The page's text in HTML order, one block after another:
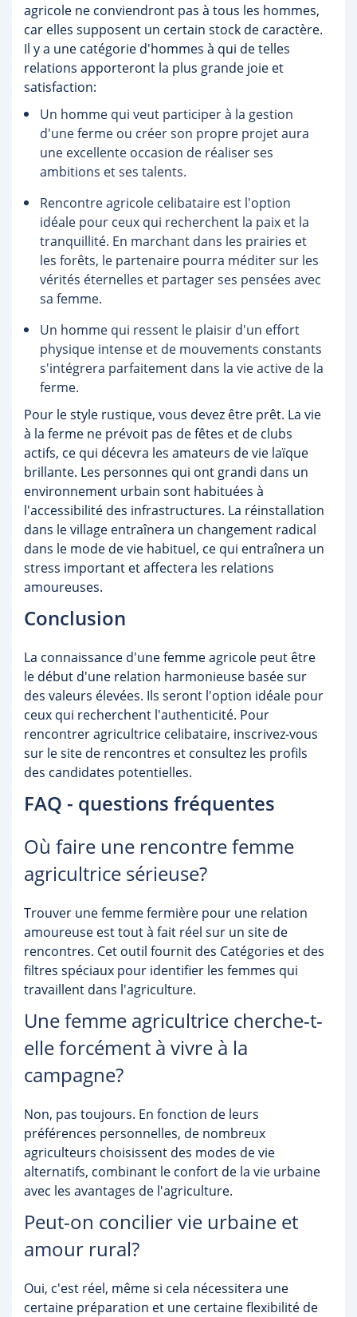
agricole ne conviendront pas à tous les hommes,
car elles supposent un certain stock de caractère.
Il y a une catégorie d'hommes à qui de telles
relations apporteront la plus grande joie et
satisfaction:
Un homme qui veut participer à la gestion
d'une ferme ou créer son propre projet aura
une excellente occasion de réaliser ses
ambitions et ses talents.
Rencontre agricole celibataire est l'option
idéale pour ceux qui recherchent la paix et la
tranquillité. En marchant dans les prairies et
les forêts, le partenaire pourra méditer sur les
vérités éternelles et partager ses pensées avec
sa femme.
Un homme qui ressent le plaisir d'un effort
physique intense et de mouvements constants
s'intégrera parfaitement dans la vie active de la
ferme.
Pour le style rustique, vous devez être prêt. La vie
à la ferme ne prévoit pas de fêtes et de clubs
actifs, ce qui décevra les amateurs de vie laïque
brillante. Les personnes qui ont grandi dans un
environnement urbain sont habituées à
l'accessibilité des infrastructures. La réinstallation
dans le village entraînera un changement radical
dans le mode de vie habituel, ce qui entraînera un
stress important et affectera les relations
amoureuses.
Conclusion
La connaissance d'une femme agricole peut être
le début d'une relation harmonieuse basée sur
des valeurs élevées. Ils seront l'option idéale pour
ceux qui recherchent l'authenticité. Pour
rencontrer agricultrice celibataire, inscrivez-vous
sur le site de rencontres et consultez les profils
des candidates potentielles.
FAQ - questions fréquentes
Où faire une rencontre femme
agricultrice sérieuse?
Trouver une femme fermière pour une relation
amoureuse est tout à fait réel sur un site de
rencontres. Cet outil fournit des Catégories et des
filtres spéciaux pour identifier les femmes qui
travaillent dans l'agriculture.
Une femme agricultrice cherche-t-
elle forcément à vivre à la
campagne?
Non, pas toujours. En fonction de leurs
préférences personnelles, de nombreux
agriculteurs choisissent des modes de vie
alternatifs, combinant le confort de la vie urbaine
avec les avantages de l'agriculture.
Peut-on concilier vie urbaine et
amour rural?
Oui, c'est réel, même si cela nécessitera une
certaine préparation et une certaine flexibilité de